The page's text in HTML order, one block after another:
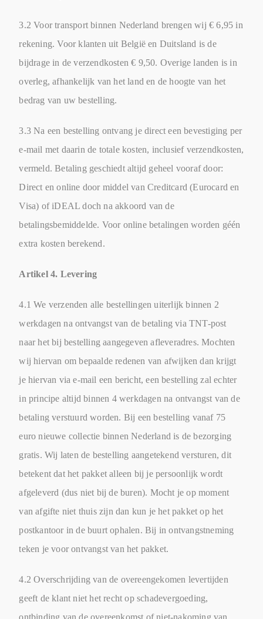
3.2 Voor transport binnen Nederland brengen wij € 6,95 in
rekening. Voor klanten uit België en Duitsland is de
bijdrage in de verzendkosten € 9,50. Overige landen is in
overleg, afhankelijk van het land en de hoogte van het
bedrag van uw bestelling.
3.3 Na een bestelling ontvang je direct een bevestiging per
e-mail met daarin de totale kosten, inclusief verzendkosten,
vermeld. Betaling geschiedt altijd geheel vooraf door:
Direct en online door middel van Creditcard (Eurocard en
Visa) of iDEAL doch na akkoord van de
betalingsbemiddelde. Voor online betalingen worden géén
extra kosten berekend.
Artikel 4. Levering
4.1 We verzenden alle bestellingen uiterlijk binnen 2
werkdagen na ontvangst van de betaling via TNT-post
naar het bij bestelling aangegeven afleveradres. Mochten
wij hiervan om bepaalde redenen van afwijken dan krijgt
je hiervan via e-mail een bericht, een bestelling zal echter
in principe altijd binnen 4 werkdagen na ontvangst van de
betaling verstuurd worden. Bij een bestelling vanaf 75
euro nieuwe collectie binnen Nederland is de bezorging
gratis. Wij laten de bestelling aangetekend versturen, dit
betekent dat het pakket alleen bij je persoonlijk wordt
afgeleverd (dus niet bij de buren). Mocht je op moment
van afgifte niet thuis zijn dan kun je het pakket op het
postkantoor in de buurt ophalen. Bij in ontvangstneming
teken je voor ontvangst van het pakket.
4.2 Overschrijding van de overeengekomen levertijden
geeft de klant niet het recht op schadevergoeding,
ontbinding van de overeenkomst of niet-nakoming van